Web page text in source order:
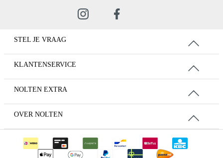
STEL JE VRAAG
KLANTENSERVICE
NOLTEN EXTRA
OVER NOLTEN